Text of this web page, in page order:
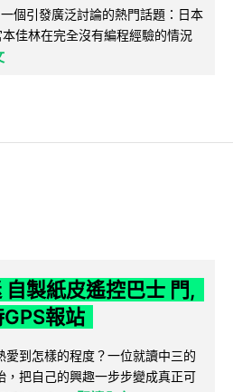
個引發廣泛討論的熱門話題：日本
佳林在完全沒有編程經驗的情況
製紙皮遙控巴士 門,
報站
到怎樣的程度？一位就讀中三的
，把自己的興趣一步步變成真正可